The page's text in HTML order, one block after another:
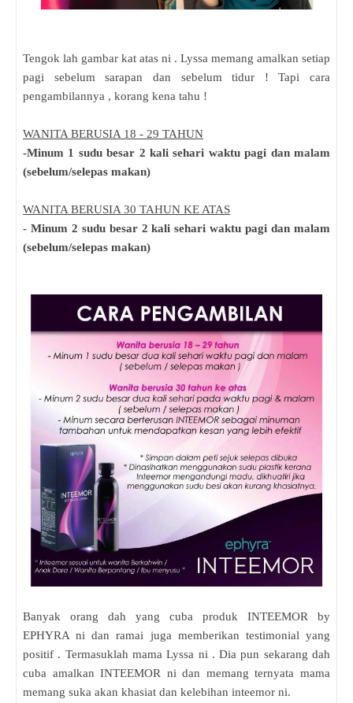
Tengok lah gambar kat atas ni . Lyssa memang amalkan setiap
pagi sebelum sarapan dan sebelum tidur ! Tapi cara
pengambilannya , korang kena tahu !
WANITA BERUSIA 18 - 29 TAHUN
-Minum 1 sudu besar 2 kali sehari waktu pagi dan malam
(sebelum/selepas makan)
WANITA BERUSIA 30 TAHUN KE ATAS
- Minum 2 sudu besar 2 kali sehari waktu pagi dan malam
(sebelum/selepas makan)
Banyak orang dah yang cuba produk INTEEMOR by
EPHYRA ni dan ramai juga memberikan testimonial yang
positif . Termasuklah mama Lyssa ni . Dia pun sekarang dah
cuba amalkan INTEEMOR ni dan memang ternyata mama
memang suka akan khasiat dan kelebihan inteemor ni.